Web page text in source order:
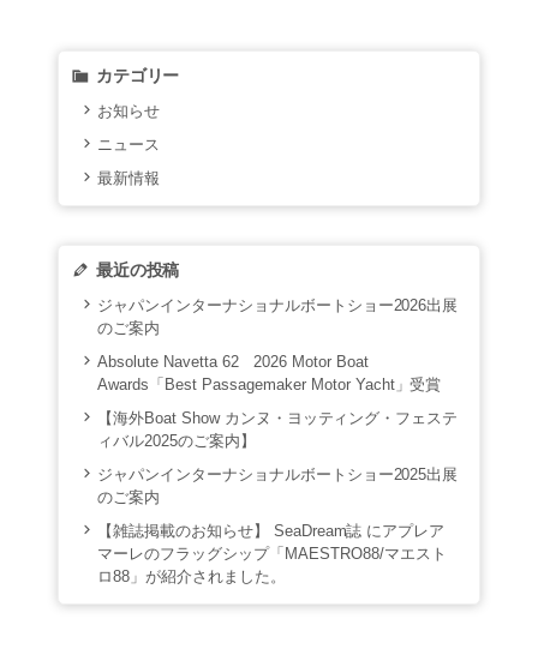
カテゴリー
お知らせ
ニュース
最新情報
最近の投稿
ジャパンインターナショナルボートショー2026出展
のご案内
Absolute Navetta 62 2026 Motor Boat
Awards「Best Passagemaker Motor Yacht」受賞
【海外Boat Show カンヌ・ヨッティング・フェステ
ィバル2025のご案内】
ジャパンインターナショナルボートショー2025出展
のご案内
【雑誌掲載のお知らせ】 SeaDream誌 にアプレア
マーレのフラッグシップ「MAESTRO88/マエスト
ロ88」が紹介されました。